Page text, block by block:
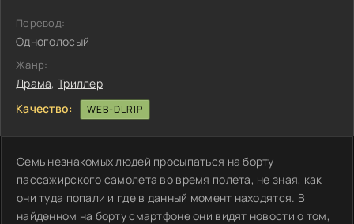
Перевод:
Одноголосый
Жанр:
Драма, Триллер
Качество:
WEB-DLRIP
Семь незнакомых людей просыпаться на борту
пассажирского самолета во время полета, не зная, как
они туда попали и где в данный момент находятся. В
найденном на борту смартфоне они видят новости о том,